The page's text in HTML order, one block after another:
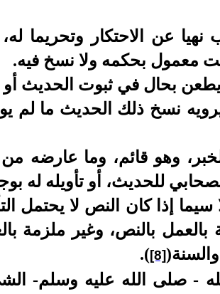
عن الاحتكار وتحريما
معمول بحكمه ولا نسخ فيه.
يطعن بحال في ثبوت الحديث
نسخ ذلك الحديث ما لم
وهو قائم، وما عارضه من
للحديث، أو تأويله له
إذا كان النص لا يحتمل
بالنص، وغير ملزمة
(
[8]
)
.
- صلى الله عليه وسلم-